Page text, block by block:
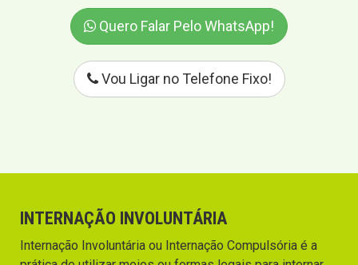
Quero Falar Pelo WhatsApp!
Vou Ligar no Telefone Fixo!
INTERNAÇÃO INVOLUNTÁRIA
Internação Involuntária ou Internação Compulsória é a